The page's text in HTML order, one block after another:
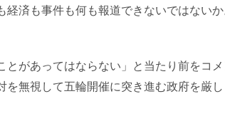
経済も事件も何も報道できないではない
とがあってはならない」と当たり前をコ
無視して五輪開催に突き進む政府を厳